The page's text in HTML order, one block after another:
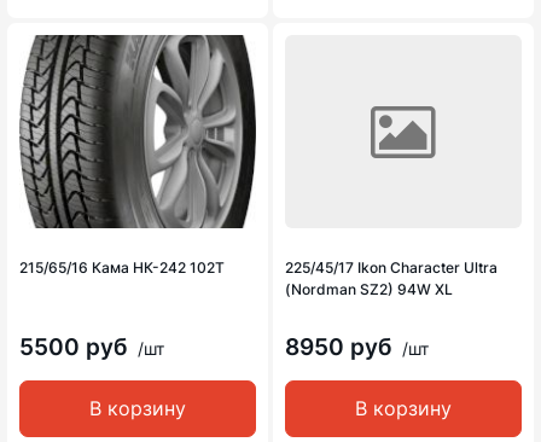
215/65/16 Кама НК-242 102Т
5500 руб /шт
В корзину
225/45/17 Ikon Character Ultra
(Nordman SZ2) 94W XL
8950 руб /шт
В корзину